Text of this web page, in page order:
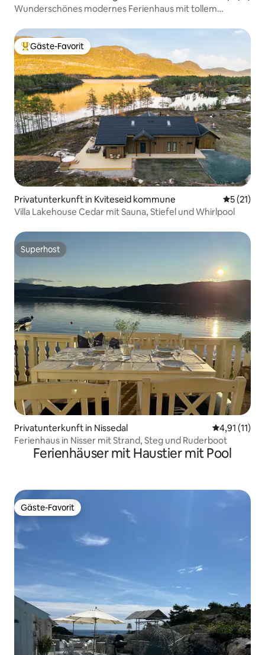
Wunderschönes modernes Ferienhaus mit tollem
Beliebter Gäste-Favorit.
Gäste-Favorit
Privatunterkunft in Kviteseid kommune
5 (21)
Villa Lakehouse Cedar mit Sauna, Stiefel und Whirlpool
Superhost
Superhost
Privatunterkunft in Nissedal
4,91 (11)
Ferienhaus in Nisser mit Strand, Steg und Ruderboot
Ferienhäuser mit Haustier mit Pool
Gäste-Favorit
Gäste-Favorit